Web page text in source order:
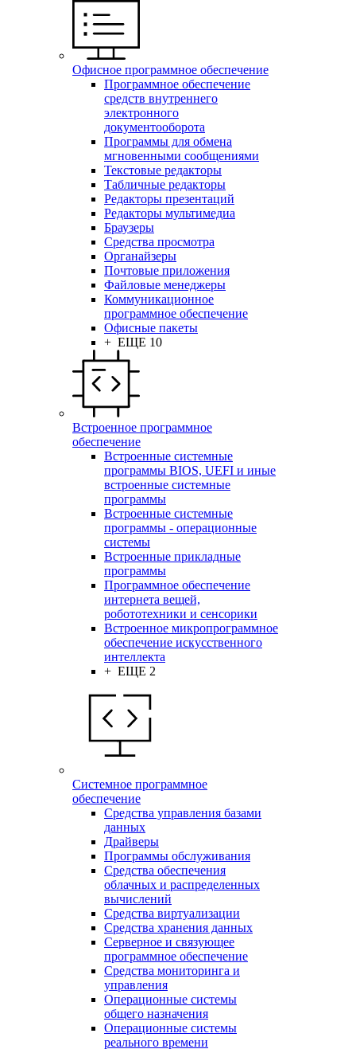
Офисное программное обеспечение
Программное обеспечение
средств внутреннего
электронного
документооборота
Программы для обмена
мгновенными сообщениями
Текстовые редакторы
Табличные редакторы
Редакторы презентаций
Редакторы мультимедиа
Браузеры
Средства просмотра
Органайзеры
Почтовые приложения
Файловые менеджеры
Коммуникационное
программное обеспечение
Офисные пакеты
+ ЕЩЕ 10
Встроенное программное
обеспечение
Встроенные системные
программы BIOS, UEFI и иные
встроенные системные
программы
Встроенные системные
программы - операционные
системы
Встроенные прикладные
программы
Программное обеспечение
интернета вещей,
робототехники и сенсорики
Встроенное микропрограммное
обеспечение искусственного
интеллекта
+ ЕЩЕ 2
Системное программное
обеспечение
Средства управления базами
данных
Драйверы
Программы обслуживания
Средства обеспечения
облачных и распределенных
вычислений
Средства виртуализации
Средства хранения данных
Серверное и связующее
программное обеспечение
Средства мониторинга и
управления
Операционные системы
общего назначения
Операционные системы
реального времени